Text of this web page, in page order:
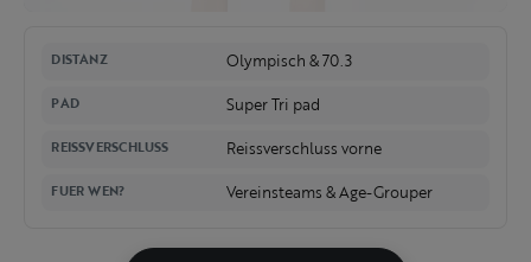
DISTANZ Olympisch & 70.3
PAD Super Tri pad
REISSVERSCHLUSS Reissverschluss vorne
FUER WEN? Vereinsteams & Age-Grouper